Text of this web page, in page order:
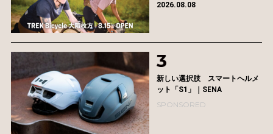
2026.08.08
新しい選択肢 スマートヘルメ
ット「S1」｜SENA
SPONSORED